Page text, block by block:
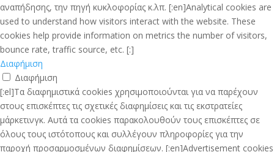
αναπήδησης, την πηγή κυκλοφορίας κ.λπ. [:en]Analytical cookies are
used to understand how visitors interact with the website. These
cookies help provide information on metrics the number of visitors,
bounce rate, traffic source, etc. [:]
Διαφήμιση
Διαφήμιση
[:el]Τα διαφημιστικά cookies χρησιμοποιούνται για να παρέχουν
στους επισκέπτες τις σχετικές διαφημίσεις και τις εκστρατείες
μάρκετινγκ. Αυτά τα cookies παρακολουθούν τους επισκέπτες σε
όλους τους ιστότοπους και συλλέγουν πληροφορίες για την
παροχή προσαρμοσμένων διαφημίσεων. [:en]Advertisement cookies